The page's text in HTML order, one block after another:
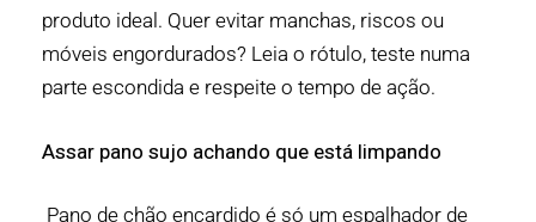
produto ideal. Quer evitar manchas, riscos ou
móveis engordurados? Leia o rótulo, teste numa
parte escondida e respeite o tempo de ação.
Assar pano sujo achando que está limpando
Pano de chão encardido é só um espalhador de